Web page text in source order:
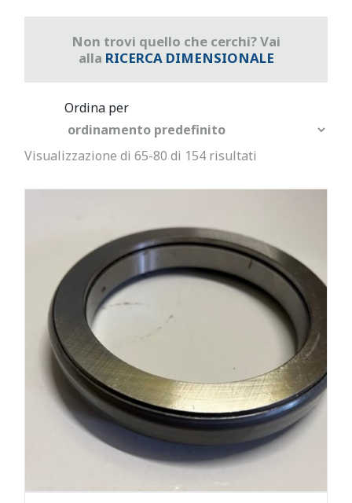
Non trovi quello che cerchi? Vai
alla RICERCA DIMENSIONALE
Visualizzazione di 65-80 di 154 risultati